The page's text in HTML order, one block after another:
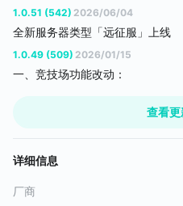
2.修复青龙在竞技场无法移动的问
3.调整灵感乍现图标位置
5.修复沼泽行者互动失败问题
6.饰品也可在防具台中制作
8.优化打开聊天界面卡顿问题
1.0.51 (542) 2026/06/04
全新服务器类型「远征服」上线
• 单服到底，取消跨区，告别延迟
• 专注单人体验，solo也能畅玩全
• 新手友好，快速上手，轻松探索
• 营地BOSS资源产量提升30%
1.0.49 (509) 2026/01/15
一、竞技场功能改动：
生物全部死亡后，将自动开启第
4、新增消耗货币购买挑战次数的
查看更
详细信息
厂商